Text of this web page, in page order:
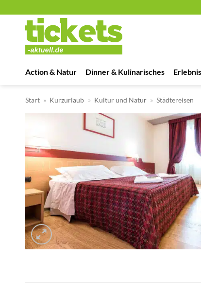
springen
Action & Natur Dinner & Kulinarisches
Start » Kurzurlaub » Kultur und Natur » Städtereisen